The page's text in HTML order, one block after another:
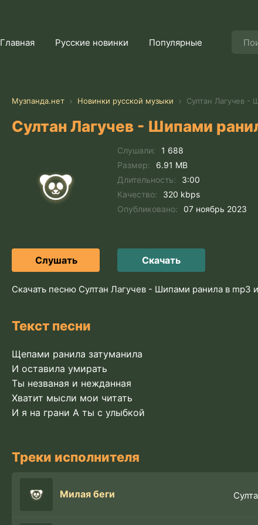
Главная Русские новинки Популярные
Музпанда.нет Новинки русской музыки Султан Лагучев -
Султан Лагучев - Шипами
Слушали:
1 688
Размер:
6.91 MB
Длительность:
3:00
Качество:
320 kbps
Опубликовано:
07 ноябрь 2023
Слушать Скачать
Скачать песню Султан Лагучев - Шипами ранила в mp3
Текст песни
Щепами ранила затуманила
И оставила умирать
Ты незваная и нежданная
Хватит мысли мои читать
И я на грани А ты с улыбкой
Треки исполнителя
Милая беги